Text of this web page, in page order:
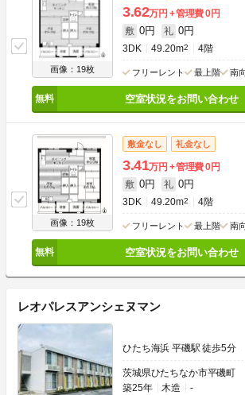
画像：19枚
3.62万円 管理費0円
敷 0円 礼 0円
3DK 49.20m2 4階
フリーレント 最上階 南
空室状況をお問い合わせ
画像：19枚
敷金なし 礼金なし
3.41万円 管理費0円
敷 0円 礼 0円
3DK 49.20m2 4階
フリーレント 最上階 南
空室状況をお問い合わせ
レオパレスアンシェヌマン
ひたち海浜 平磯駅 徒歩5分
茨城県ひたちなか市平磯町
築25年
木造 -